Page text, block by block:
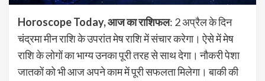
Horoscope Today, आज का राशिफल: 2 अप्रैल के दिन
चंद्रमा मीन राशि के उपरांत मेष राशि में संचार करेगा। ऐसे में मेष
राशि के लोगों का भाग्य उनका पूरी तरह से साथ देगा। नौकरी पेशा
जातकों को भी आज अपने काम में पूरी सफलता मिलेगा। बाकी की